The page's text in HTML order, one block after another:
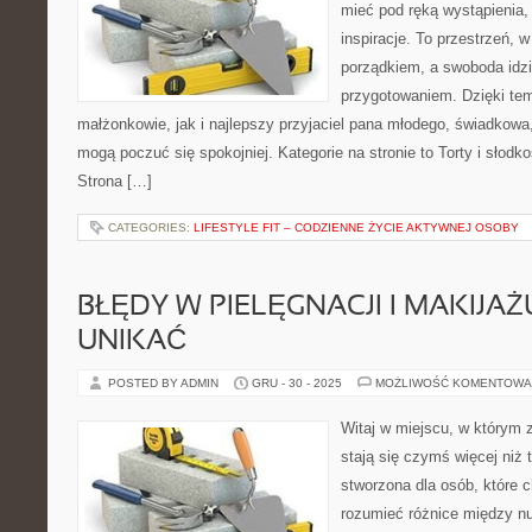
mieć pod ręką
inspiracje. To przestrzeń,
porządkiem, a swoboda
przygotowaniem. Dzięki
małżonkowie, jak i najlepszy przyjaciel pana młodego,
mogą poczuć się spokojniej. Kategorie na stronie to Torty i
Strona […]
CATEGORIES: LIFESTYLE FIT – CODZIENNE ŻYCIE AKTYWNEJ OSOBY
BŁĘDY W PIELĘGNACJI I
UNIKAĆ
POSTED BY ADMIN GRU - 30 - 2025 MOŻLIWOŚĆ
Witaj w miejscu, w którym
stają się czymś więcej niż
stworzona dla osób, które
rozumieć różnice między